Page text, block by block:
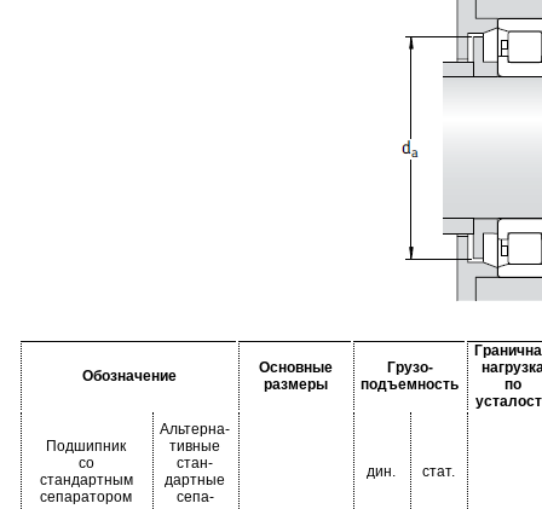
Обозначение
Основные
размеры
Грузо-
подъемность
по
Подшипник
со
стандартным
сепаратором
Альтерна-
тивные
стан-
дартные
сепа-
дин. стат.